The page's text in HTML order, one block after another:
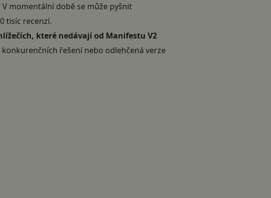
V momentální době se může pyšnit
tisíc recenzí.
které nedávají od Manifestu V2
řešení nebo odlehčená verze